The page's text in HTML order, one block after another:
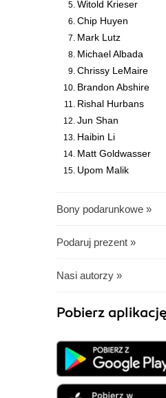
Witold Krieser
Chip Huyen
Mark Lutz
Michael Albada
Chrissy LeMaire
Brandon Abshire
Rishal Hurbans
Jun Shan
Haibin Li
Matt Goldwasser
Upom Malik
Bony podarunkowe »
Podaruj prezent »
Nasi autorzy »
Pobierz